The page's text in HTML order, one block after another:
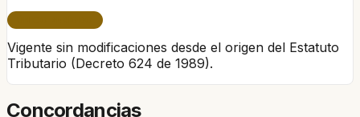
Vigente sin modificaciones desde el origen del Estatuto
Tributario (Decreto 624 de 1989).
Concordancias